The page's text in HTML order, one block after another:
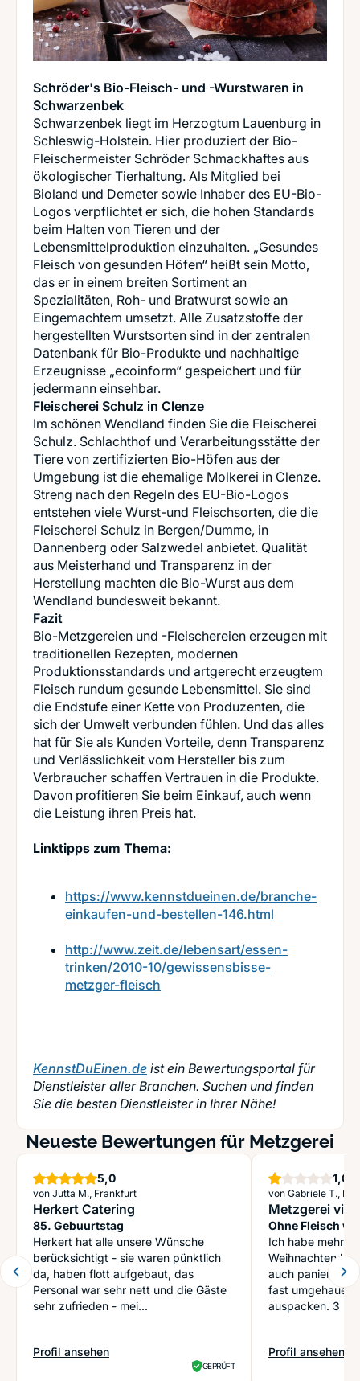
Schröder's Bio-Fleisch- und -Wurstwaren in
Schwarzenbek
Schwarzenbek liegt im Herzogtum Lauenburg in
Schleswig-Holstein. Hier produziert der Bio-
Fleischermeister Schröder Schmackhaftes aus
ökologischer Tierhaltung. Als Mitglied bei
Bioland und Demeter sowie Inhaber des EU-Bio-
Logos verpflichtet er sich, die hohen Standards
beim Halten von Tieren und der
Lebensmittelproduktion einzuhalten. „Gesundes
Fleisch von gesunden Höfen“ heißt sein Motto,
das er in einem breiten Sortiment an
Spezialitäten, Roh- und Bratwurst sowie an
Eingemachtem umsetzt. Alle Zusatzstoffe der
hergestellten Wurstsorten sind in der zentralen
Datenbank für Bio-Produkte und nachhaltige
Erzeugnisse „ecoinform“ gespeichert und für
Fleischerei Schulz in Clenze
Im schönen Wendland finden Sie die Fleischerei
Schulz. Schlachthof und Verarbeitungsstätte der
Tiere von zertifizierten Bio-Höfen aus der
Umgebung ist die ehemalige Molkerei in Clenze.
Streng nach den Regeln des EU-Bio-Logos
entstehen viele Wurst-und Fleischsorten, die die
Fleischerei Schulz in Bergen/Dumme, in
Dannenberg oder Salzwedel anbietet. Qualität
aus Meisterhand und Transparenz in der
Herstellung machten die Bio-Wurst aus dem
Fazit
Bio-Metzgereien und -Fleischereien erzeugen mit
traditionellen Rezepten, modernen
Produktionsstandards und artgerecht erzeugtem
Fleisch rundum gesunde Lebensmittel. Sie sind
die Endstufe einer Kette von Produzenten, die
sich der Umwelt verbunden fühlen. Und das alles
hat für Sie als Kunden Vorteile, denn Transparenz
und Verlässlichkeit vom Hersteller bis zum
Verbraucher schaffen Vertrauen in die Produkte.
Davon profitieren Sie beim Einkauf, auch wenn
die Leistung ihren Preis hat.
Linktipps zum Thema:
https://www.kennstdueinen.de/branche-
einkaufen-und-bestellen-146.html
http://www.zeit.de/lebensart/essen-
trinken/2010-10/gewissensbisse-
metzger-fleisch
KennstDuEinen.de ist ein Bewertungsportal für
Dienstleister aller Branchen. Suchen und finden
Sie die besten Dienstleister in Ihrer Nähe!
Neueste Bewertungen für Metzgerei
5,0Sterne
von Jutta M., Frankfurt
Herkert Catering
85. Gebuurtstag
Herkert hat alle unsere Wünsche
berücksichtigt - sie waren pünktlich
da, haben flott aufgebaut, das
Personal war sehr nett und die Gäste
sehr zufrieden - mei...
Profil ansehen
: Herkert Catering
GEPRÜFT
1,0
von Gabriele T.,
Metzgerei
Ohne Fleisch
schlechter
Ich habe
Weihnachten
auch panierte
fast umgehauen
auspacken. 3
Profil ansehen
: Metzgerei